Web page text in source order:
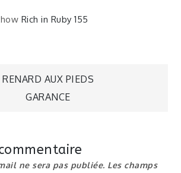
Rich in Ruby 155
RENARD AUX PIEDS
GARANCE
ne sera pas publiée. Les champs